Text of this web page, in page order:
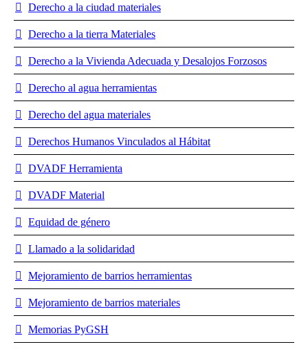
Derecho a la ciudad materiales
Derecho a la tierra Materiales
Derecho a la Vivienda Adecuada y Desalojos Forzosos
Derecho al agua herramientas
Derecho del agua materiales
Derechos Humanos Vinculados al Hábitat
DVADF Herramienta
DVADF Material
Equidad de género
Llamado a la solidaridad
Mejoramiento de barrios herramientas
Mejoramiento de barrios materiales
Memorias PyGSH